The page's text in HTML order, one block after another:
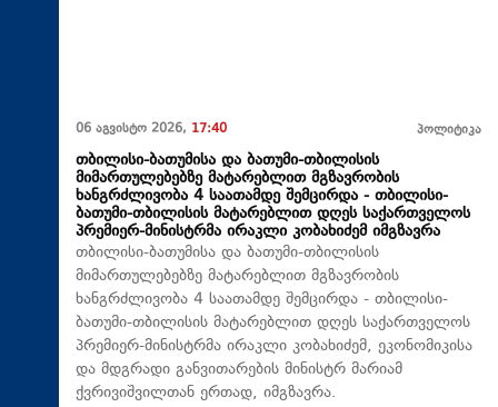
06 აგვისტო 2026, 17:40 პოლიტიკა
თბილისი-ბათუმისა და ბათუმი-თბილისის
მიმართულებებზე მატარებლით მგზავრობის
ხანგრძლივობა 4 საათამდე შემცირდა - თბილისი-
ბათუმი-თბილისის მატარებლით დღეს საქართველოს
პრემიერ-მინისტრმა ირაკლი კობახიძემ იმგზავრა
თბილისი-ბათუმისა და ბათუმი-თბილისის
მიმართულებებზე მატარებლით მგზავრობის
ხანგრძლივობა 4 საათამდე შემცირდა - თბილისი-
ბათუმი-თბილისის მატარებლით დღეს საქართველოს
პრემიერ-მინისტრმა ირაკლი კობახიძემ, ეკონომიკისა
და მდგრადი განვითარების მინისტრ მარიამ
ქვრივიშვილთან ერთად, იმგზავრა.